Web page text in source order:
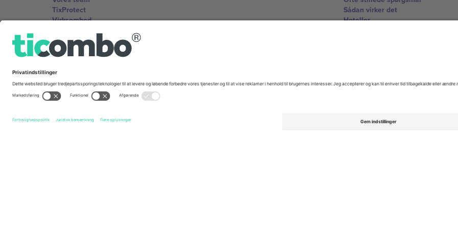
TixProtect
Virksomhed
Partnerprogram
Sådan virker det
Hoteller
Kontorer og support